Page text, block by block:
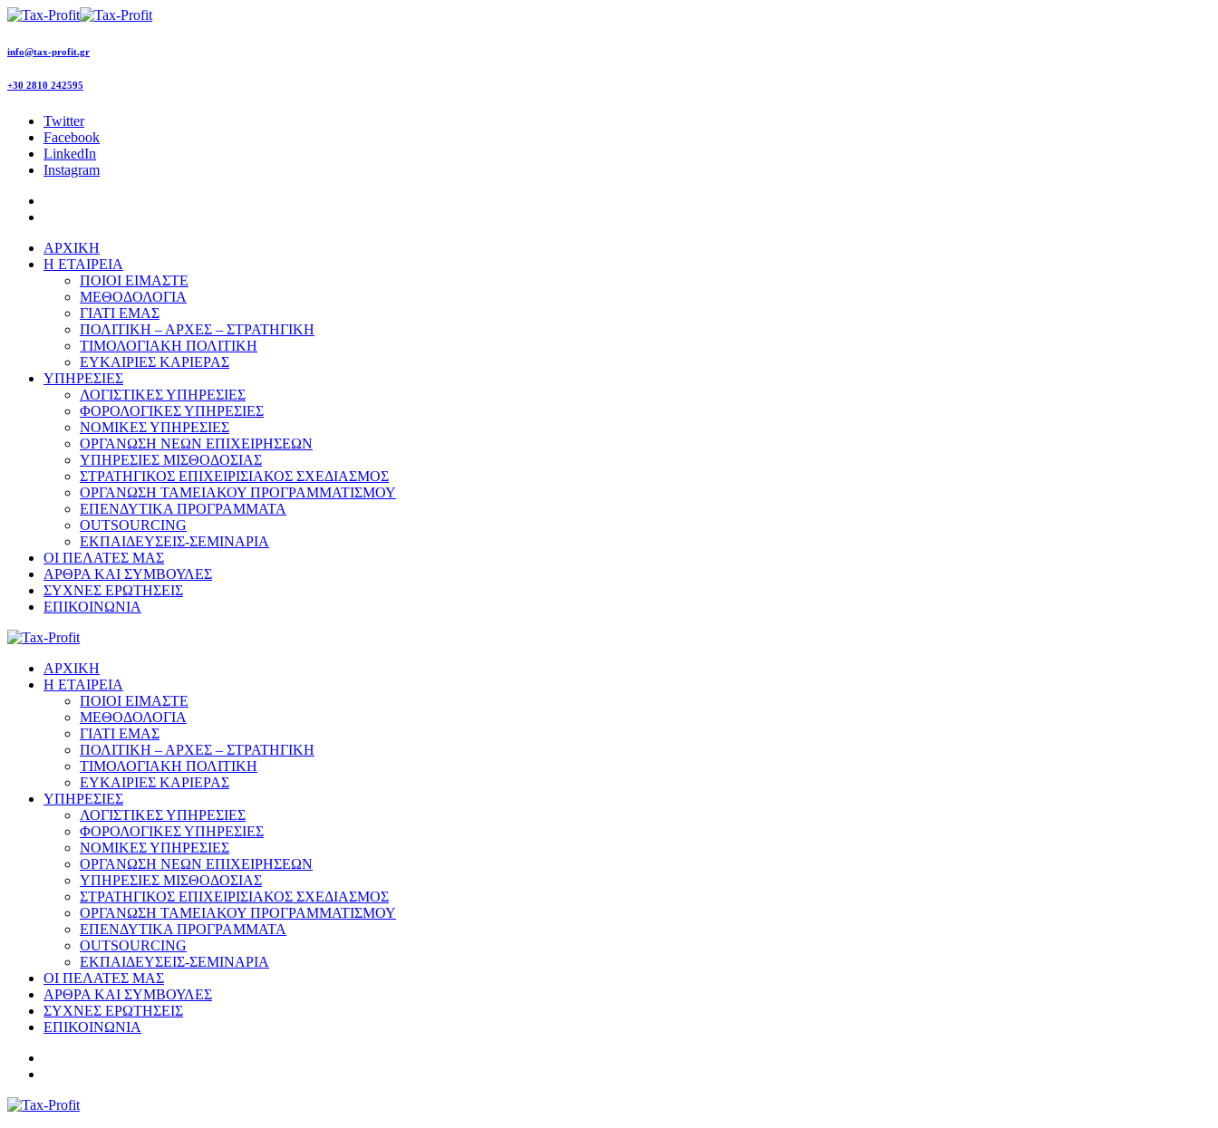
info@tax-profit.gr
+30 2810 242595
Twitter
Facebook
LinkedIn
Instagram
ΑΡΧΙΚΗ
Η ΕΤΑΙΡΕΙΑ
ΠΟΙΟΙ ΕΙΜΑΣΤΕ
ΜΕΘΟΔΟΛΟΓΙΑ
ΓΙΑΤΙ ΕΜΑΣ
ΠΟΛΙΤΙΚΗ – ΑΡΧΕΣ – ΣΤΡΑΤΗΓΙΚΗ
ΤΙΜΟΛΟΓΙΑΚΗ ΠΟΛΙΤΙΚΗ
ΕΥΚΑΙΡΙΕΣ ΚΑΡΙΕΡΑΣ
ΥΠΗΡΕΣΙΕΣ
ΛΟΓΙΣΤΙΚΕΣ ΥΠΗΡΕΣΙΕΣ
ΦΟΡΟΛΟΓΙΚΕΣ ΥΠΗΡΕΣΙΕΣ
ΝΟΜΙΚΕΣ ΥΠΗΡΕΣΙΕΣ
ΟΡΓΑΝΩΣΗ ΝΕΩΝ ΕΠΙΧΕΙΡΗΣΕΩΝ
ΥΠΗΡΕΣΙΕΣ ΜΙΣΘΟΔΟΣΙΑΣ
ΣΤΡΑΤΗΓΙΚΟΣ ΕΠΙΧΕΙΡΙΣΙΑΚΟΣ ΣΧΕΔΙΑΣΜΟΣ
ΟΡΓΑΝΩΣΗ ΤΑΜΕΙΑΚΟΥ ΠΡΟΓΡΑΜΜΑΤΙΣΜΟΥ
ΕΠΕΝΔΥΤΙΚΑ ΠΡΟΓΡΑΜΜΑΤΑ
OUTSOURCING
ΕΚΠΑΙΔΕΥΣΕΙΣ-ΣΕΜΙΝΑΡΙΑ
ΟΙ ΠΕΛΑΤΕΣ ΜΑΣ
ΑΡΘΡΑ ΚΑΙ ΣΥΜΒΟΥΛΕΣ
ΣΥΧΝΕΣ ΕΡΩΤΗΣΕΙΣ
ΕΠΙΚΟΙΝΩΝΙΑ
ΑΡΧΙΚΗ
Η ΕΤΑΙΡΕΙΑ
ΠΟΙΟΙ ΕΙΜΑΣΤΕ
ΜΕΘΟΔΟΛΟΓΙΑ
ΓΙΑΤΙ ΕΜΑΣ
ΠΟΛΙΤΙΚΗ – ΑΡΧΕΣ – ΣΤΡΑΤΗΓΙΚΗ
ΤΙΜΟΛΟΓΙΑΚΗ ΠΟΛΙΤΙΚΗ
ΕΥΚΑΙΡΙΕΣ ΚΑΡΙΕΡΑΣ
ΥΠΗΡΕΣΙΕΣ
ΛΟΓΙΣΤΙΚΕΣ ΥΠΗΡΕΣΙΕΣ
ΦΟΡΟΛΟΓΙΚΕΣ ΥΠΗΡΕΣΙΕΣ
ΝΟΜΙΚΕΣ ΥΠΗΡΕΣΙΕΣ
ΟΡΓΑΝΩΣΗ ΝΕΩΝ ΕΠΙΧΕΙΡΗΣΕΩΝ
ΥΠΗΡΕΣΙΕΣ ΜΙΣΘΟΔΟΣΙΑΣ
ΣΤΡΑΤΗΓΙΚΟΣ ΕΠΙΧΕΙΡΙΣΙΑΚΟΣ ΣΧΕΔΙΑΣΜΟΣ
ΟΡΓΑΝΩΣΗ ΤΑΜΕΙΑΚΟΥ ΠΡΟΓΡΑΜΜΑΤΙΣΜΟΥ
ΕΠΕΝΔΥΤΙΚΑ ΠΡΟΓΡΑΜΜΑΤΑ
OUTSOURCING
ΕΚΠΑΙΔΕΥΣΕΙΣ-ΣΕΜΙΝΑΡΙΑ
ΟΙ ΠΕΛΑΤΕΣ ΜΑΣ
ΑΡΘΡΑ ΚΑΙ ΣΥΜΒΟΥΛΕΣ
ΣΥΧΝΕΣ ΕΡΩΤΗΣΕΙΣ
ΕΠΙΚΟΙΝΩΝΙΑ